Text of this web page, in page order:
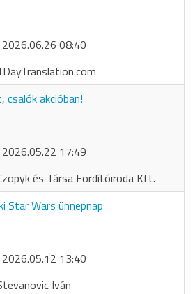
2026.06.26 08:40
csalók akcióban!
2026.05.22 17:49
és Társa Fordítóiroda Kft.
Star Wars ünnepnap
2026.05.12 13:40
Iván